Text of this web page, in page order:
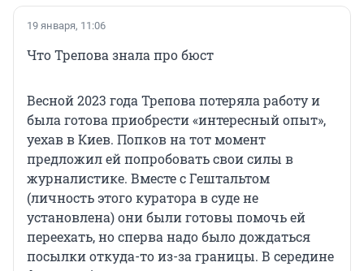
19 января, 11:06
Что Трепова знала про бюст
Весной 2023 года Трепова потеряла работу и
была готова приобрести «интересный опыт»,
уехав в Киев. Попков на тот момент
предложил ей попробовать свои силы в
журналистике. Вместе с Гештальтом
(личность этого куратора в суде не
установлена) они были готовы помочь ей
переехать, но сперва надо было дождаться
посылки откуда-то из-за границы. В середине